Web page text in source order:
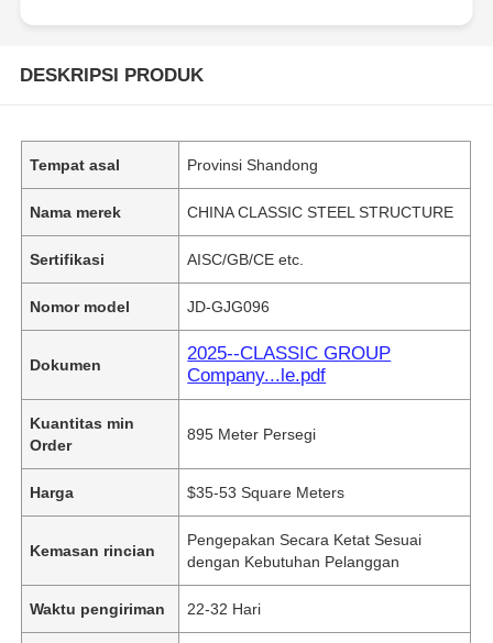
DESKRIPSI PRODUK
Tempat asal Provinsi Shandong
Nama merek CHINA CLASSIC STEEL STRUCTURE
Sertifikasi AISC/GB/CE etc.
Nomor model JD-GJG096
Dokumen
2025--CLASSIC GROUP
Company...le.pdf
Kuantitas min
Order
895 Meter Persegi
Harga $35-53 Square Meters
Kemasan rincian
Pengepakan Secara Ketat Sesuai
dengan Kebutuhan Pelanggan
Waktu pengiriman 22-32 Hari